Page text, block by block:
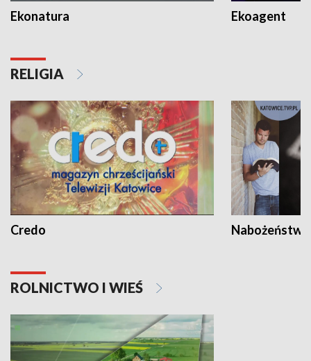
Ekonatura Ekoagent
RELIGIA
Credo
ROLNICTWO I WIEŚ